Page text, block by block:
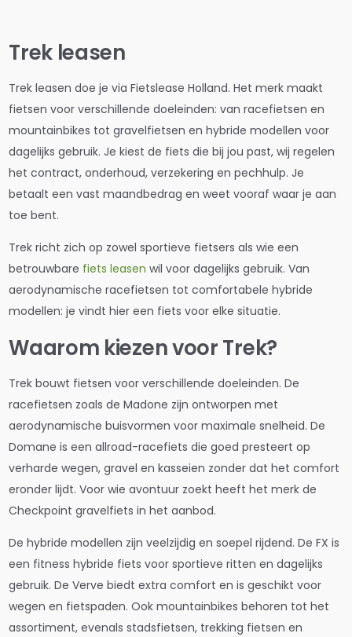
Trek leasen
Trek leasen doe je via Fietslease Holland. Het merk maakt
fietsen voor verschillende doeleinden: van racefietsen en
mountainbikes tot gravelfietsen en hybride modellen voor
dagelijks gebruik. Je kiest de fiets die bij jou past, wij regelen
het contract, onderhoud, verzekering en pechhulp. Je
betaalt een vast maandbedrag en weet vooraf waar je aan
toe bent.
Trek richt zich op zowel sportieve fietsers als wie een
betrouwbare fiets leasen wil voor dagelijks gebruik. Van
aerodynamische racefietsen tot comfortabele hybride
modellen: je vindt hier een fiets voor elke situatie.
Waarom kiezen voor Trek?
Trek bouwt fietsen voor verschillende doeleinden. De
racefietsen zoals de Madone zijn ontworpen met
aerodynamische buisvormen voor maximale snelheid. De
Domane is een allroad-racefiets die goed presteert op
verharde wegen, gravel en kasseien zonder dat het comfort
eronder lijdt. Voor wie avontuur zoekt heeft het merk de
Checkpoint gravelfiets in het aanbod.
De hybride modellen zijn veelzijdig en soepel rijdend. De FX is
een fitness hybride fiets voor sportieve ritten en dagelijks
gebruik. De Verve biedt extra comfort en is geschikt voor
wegen en fietspaden. Ook mountainbikes behoren tot het
assortiment, evenals stadsfietsen, trekking fietsen en